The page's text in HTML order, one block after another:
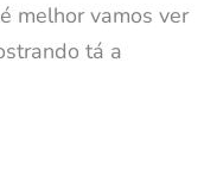
melhor vamos ver
tá a